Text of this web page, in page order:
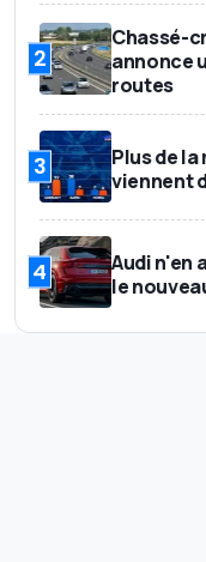
2
Chassé-
annonce
routes
3
Plus de
viennent
4
Audi n'en
le